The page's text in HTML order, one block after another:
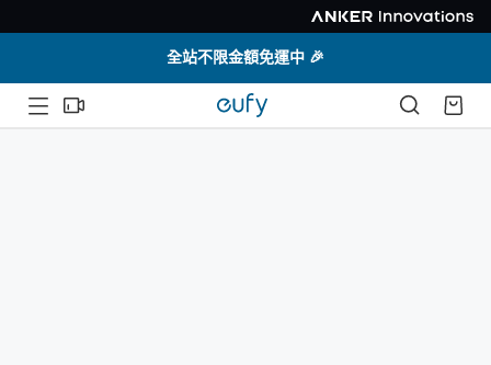
全站不限金額免運中 🎉